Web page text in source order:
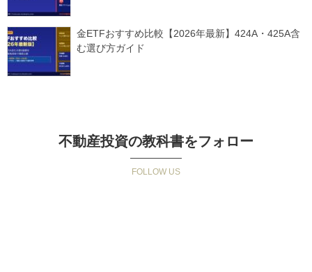
金ETFおすすめ比較【2026年最新】424A・425A含
む選び方ガイド
不動産投資の教科書をフォロー